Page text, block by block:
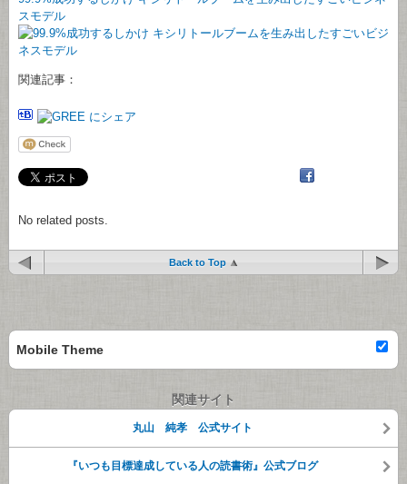
スモデル
関連記事：
No related posts.
Back to Top
Mobile Theme
関連サイト
丸山 純孝 公式サイト
『いつも目標達成している人の読書術』公式ブログ